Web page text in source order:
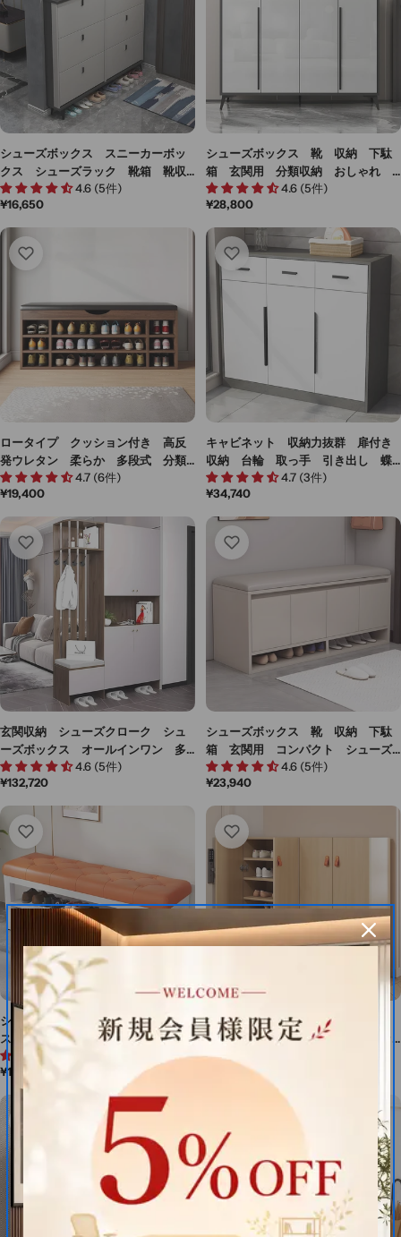
シューズボックス スニーカーボッ
クス シューズラック 靴箱 靴収
納 下駄箱 玄関用 多段式 大容
量 玄関収納 コンパクト Ｒ加
工 プッシュオープン XG-M005
4.6 (5件)
通
価
格
¥16,650
シューズボックス 靴 収納 下駄
箱 玄関用 分類収納 おしゃれ
大容量 メラミン化粧板 可動棚
板 焼付塗装 XG-M033
4.6 (5件)
通
価
格
¥28,800
ロータイプ クッション付き 高反
発ウレタン 柔らか 多段式 分類
収納 可動棚板 下駄箱 シューズ
ボックス 玄関収納 利便性 実
用 ホワイト ブラック CWG-
K073
4.7 (6件)
通
格
¥19,400
キャビネット 収納力抜群 扉付き
収納 台輪 取っ手 引き出し 蝶
番 メラミン化粧板 分類収納 シ
ンプル グレー ホワイト カスタ
マイズ可能 SNG-M047
4.7 (3件)
通
価
格
¥34,740
玄関収納 シューズクローク シュ
ーズボックス オールインワン 多
目的デザイン 帽子掛け 可動棚
板 分類収納 メラミン化粧板 ベ
ニヤ合板 ブラック カスタマイズ
可能 SNG-M016
4.6 (5件)
通
価
格
¥132,720
シューズボックス 靴 収納 下駄
箱 玄関用 コンパクト シューズ
ケース チェア ロビースツール
高密度ウレタン シェルパ生地 ホ
ワイト カスタマイズ可能 XG-
M101
4.6 (5件)
通
価
格
¥23,940
シューズボックス シューズケー
ス 靴箱 靴 収納 下駄箱 玄関
用 チェア ロビースツール 合成
レザー ホワイト オレンジ カス
タマイズ可能 XG-M102
通
価
格
¥15,030
可動棚 大容量 メラミン化粧板
頑丈 厚み 下駄箱 シューズボッ
クス シンプル 木目調 温かみ
モダン 洗練 カスタマイズ可能
¥26,820